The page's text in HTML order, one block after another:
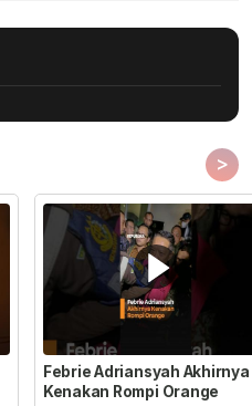
>
Febrie Adriansyah Akhirnya
Kenakan Rompi Orange